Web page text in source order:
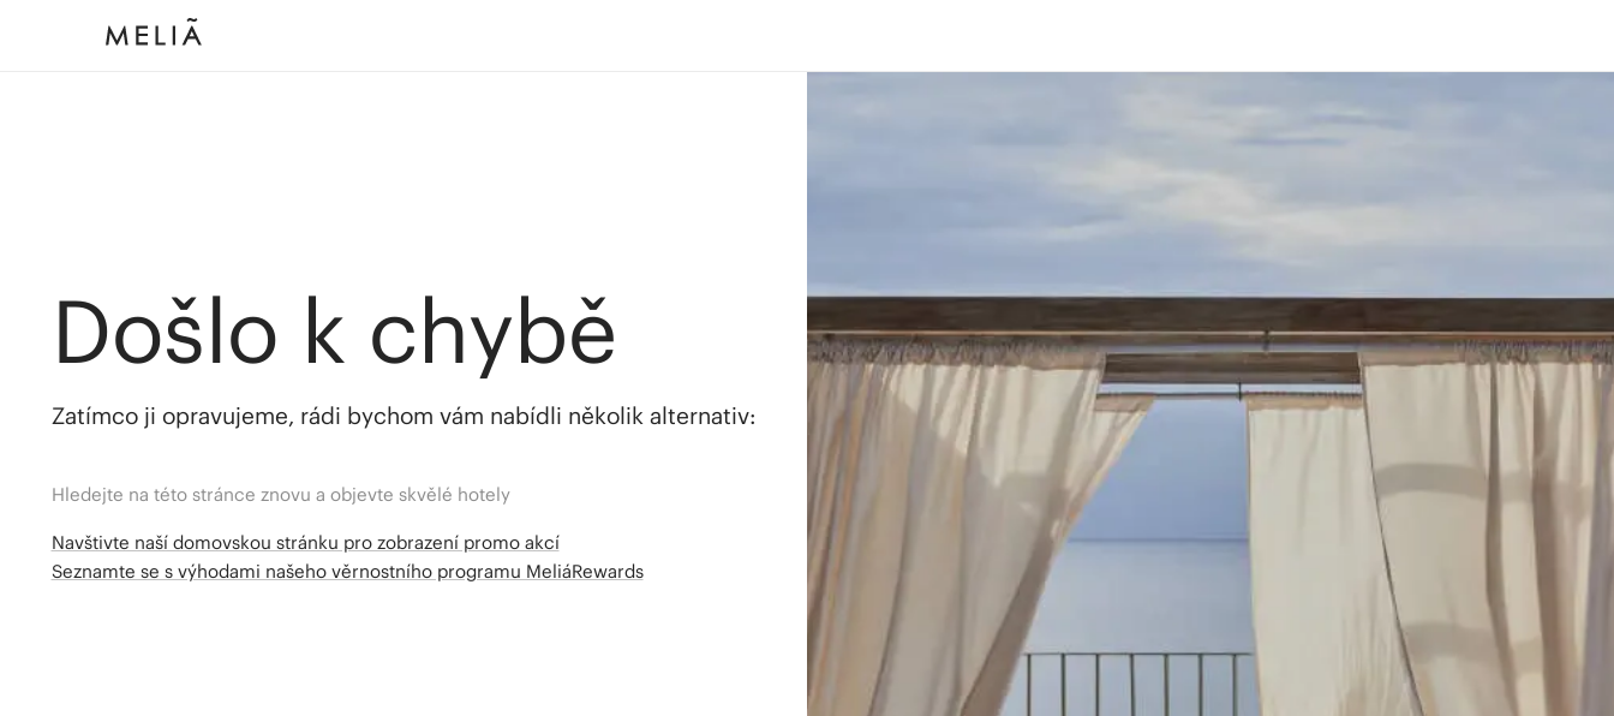
Došlo k chybě
Zatímco ji opravujeme, rádi bychom vám nabídli několik alternativ:
Hledejte na této stránce znovu a objevte skvělé hotely
Navštivte naší domovskou stránku pro zobrazení promo akcí
Seznamte se s výhodami našeho věrnostního programu MeliáRewards